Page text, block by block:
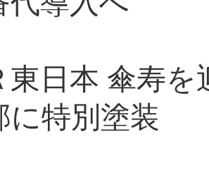
東日本 傘寿
に特別塗装